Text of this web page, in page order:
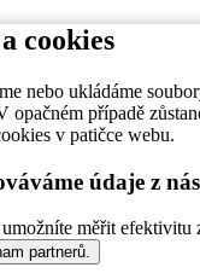
cookies
nebo ukládáme
opačném případě
v patičce webu.
údaje z
měřit efektivitu
partnerů.